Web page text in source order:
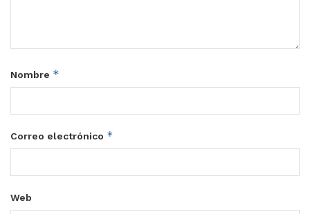
Nombre *
Correo electrónico *
Web